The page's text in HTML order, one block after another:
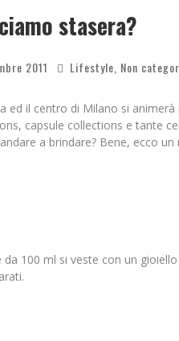
stasera?
2011 Lifestyle Non
ed il centro di Milano si
capsule collections e tante
a brindare? Bene, ecco
da 100 ml si veste con un